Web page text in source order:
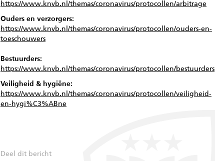
https://www.knvb.nl/themas/coronavirus/protocollen/arbitrage
Ouders en verzorgers:
https://www.knvb.nl/themas/coronavirus/protocollen/ouders-en-
toeschouwers
Bestuurders:
https://www.knvb.nl/themas/coronavirus/protocollen/bestuurders
Veiligheid & hygiëne:
https://www.knvb.nl/themas/coronavirus/protocollen/veiligheid-
en-hygi%C3%ABne
Deel dit bericht